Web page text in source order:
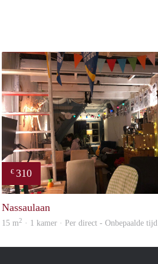
€ 310
Nassaulaan
15 m2 · 1 kamer · Per direct - Onbepaalde tijd